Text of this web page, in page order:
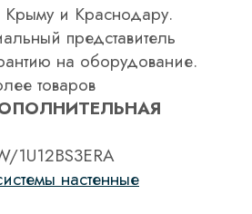
Крыму и Краснодару.
представитель
на оборудование.
товаров
1U12BS3ERA
настенные